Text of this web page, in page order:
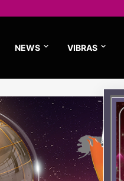
NEWS VIBRAS